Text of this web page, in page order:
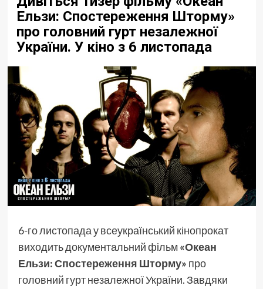
Ельзи: Спостереження Шторму»
про головний гурт незалежної
України. У кіно з 6 листопада
6-го листопада у всеукраїнський кінопрокат
виходить документальний фільм«Океан
Ельзи: Спостереження Шторму» про
головний гурт незалежної України. Завдяки